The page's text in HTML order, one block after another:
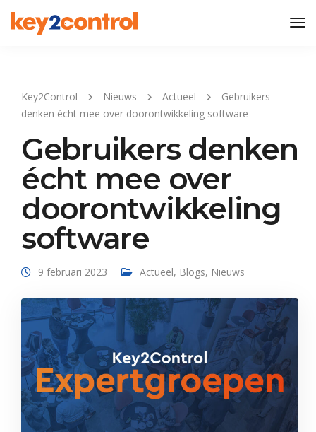
Key2Control Nieuws Actueel
Gebruikers
denken écht mee over doorontwikkeling software
Gebruikers denken
écht mee over
doorontwikkeling
software
9 februari 2023 Actueel, Blogs, Nieuws